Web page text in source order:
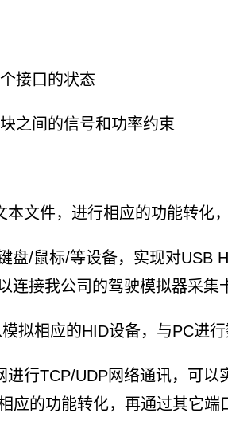
接口的状态
之间的信号和功率约束
件，进行相应的功能转化
/鼠标/等设备，实现对USB
连接我公司的驾驶模拟器采集
相应的HID设备，与PC进
TCP/UDP网络通讯，可以
应的功能转化，再通过其它端